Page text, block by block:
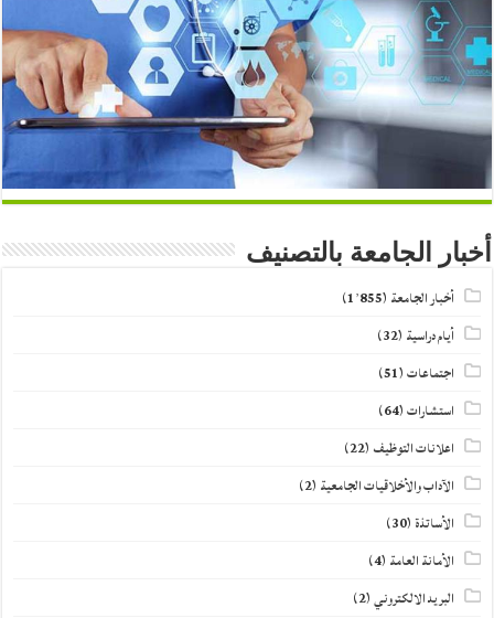
أخبار الجامعة بالتصنيف
أخبار الجامعة (1٬855)
أيام دراسية (32)
اجتماعات(51)
استشارات(64)
اعلانات التوظيف (22)
الآداب والأخلاقيات الجامعية (2)
الأساتذة(30)
الأمانة العامة (4)
البريد الالكتروني(2)